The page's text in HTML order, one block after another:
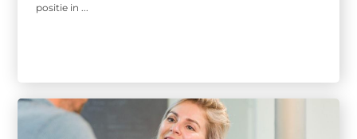
positie in ...